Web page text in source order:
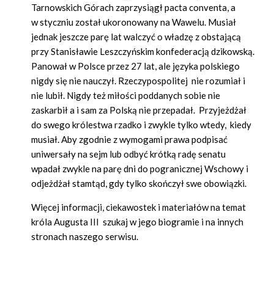
Tarnowskich Górach zaprzysiągł pacta conventa, a
w styczniu został ukoronowany na Wawelu. Musiał
jednak jeszcze parę lat walczyć o władzę z obstającą
przy Stanisławie Leszczyńskim konfederacją dzikowską.
Panował w Polsce przez 27 lat, ale języka polskiego
nigdy się nie nauczył. Rzeczypospolitej nie rozumiał i
nie lubił. Nigdy też miłości poddanych sobie nie
zaskarbił a i sam za Polską nie przepadał. Przyjeżdżał
do swego królestwa rzadko i zwykle tylko wtedy, kiedy
musiał. Aby zgodnie z wymogami prawa podpisać
uniwersały na sejm lub odbyć krótką radę senatu
wpadał zwykle na parę dni do pogranicznej Wschowy i
odjeżdżał stamtąd, gdy tylko skończył swe obowiązki.
Więcej informacji, ciekawostek i materiałów na temat
króla Augusta III szukaj w jego biogramie i na innych
stronach naszego serwisu.